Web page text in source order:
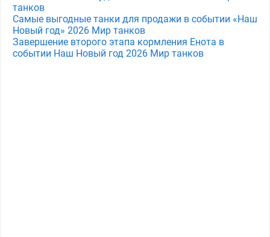
танков
Самые выгодные танки для продажи в событии «Наш
Новый год» 2026 Мир танков
Завершение второго этапа кормления Енота в
событии Наш Новый год 2026 Мир танков